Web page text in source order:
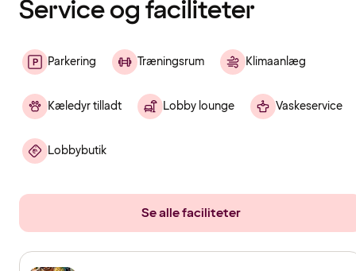
Service og faciliteter
Parkering Træningsrum Klimaanlæg
Kæledyr tilladt Lobby lounge Vaskeservice
Lobbybutik
Se alle faciliteter